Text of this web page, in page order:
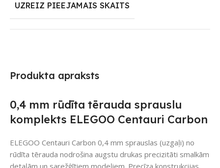
Produkta apraksts
0,4 mm rūdīta tērauda sprauslu
komplekts ELEGOO Centauri Carbon
ELEGOO Centauri Carbon 0,4 mm sprauslas (uzgaļi) no
rūdīta tērauda nodrošina augstu drukas precizitāti smalkām
UZREIZ PIEEJAMAIS SKAITS